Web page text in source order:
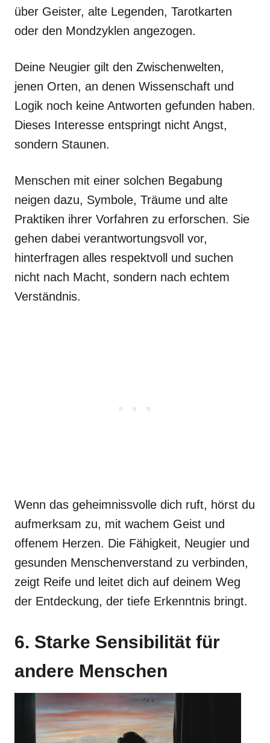
über Geister, alte Legenden, Tarotkarten
oder den Mondzyklen angezogen.
Deine Neugier gilt den Zwischenwelten,
jenen Orten, an denen Wissenschaft und
Logik noch keine Antworten gefunden haben.
Dieses Interesse entspringt nicht Angst,
sondern Staunen.
Menschen mit einer solchen Begabung
neigen dazu, Symbole, Träume und alte
Praktiken ihrer Vorfahren zu erforschen. Sie
gehen dabei verantwortungsvoll vor,
hinterfragen alles respektvoll und suchen
nicht nach Macht, sondern nach echtem
Verständnis.
Wenn das geheimnissvolle dich ruft, hörst du
aufmerksam zu, mit wachem Geist und
offenem Herzen. Die Fähigkeit, Neugier und
gesunden Menschenverstand zu verbinden,
zeigt Reife und leitet dich auf deinem Weg
der Entdeckung, der tiefe Erkenntnis bringt.
6. Starke Sensibilität für
andere Menschen